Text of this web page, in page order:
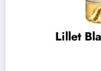
Lillet